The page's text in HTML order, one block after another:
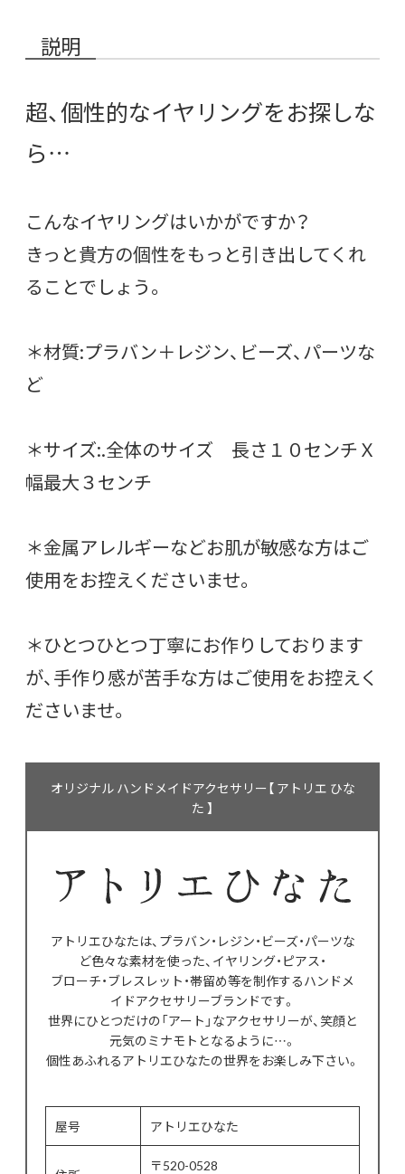
説明
超、個性的なイヤリングをお探しな
ら…
こんなイヤリングはいかがですか？
きっと貴方の個性をもっと引き出してくれ
ることでしょう。
＊材質:プラバン＋レジン、ビーズ、パーツな
ど
＊サイズ:.全体のサイズ 長さ１０センチＸ
幅最大３センチ
＊金属アレルギーなどお肌が敏感な方はご
使用をお控えくださいませ。
＊ひとつひとつ丁寧にお作りしております
が、手作り感が苦手な方はご使用をお控えく
ださいませ。
オリジナル ハンドメイドアクセサリー【 アトリエ ひな
た 】
アトリエひなたは、プラバン・レジン・ビーズ・パーツな
ど色々な素材を使った、イヤリング・ピアス・
ブローチ・ブレスレット・帯留め等を制作するハンドメ
イドアクセサリーブランドです。
世界にひとつだけの「アート」なアクセサリーが、笑顔と
元気のミナモトとなるように…。
個性あふれるアトリエひなたの世界をお楽しみ下さい。
屋号 アトリエひなた
〒520-0528